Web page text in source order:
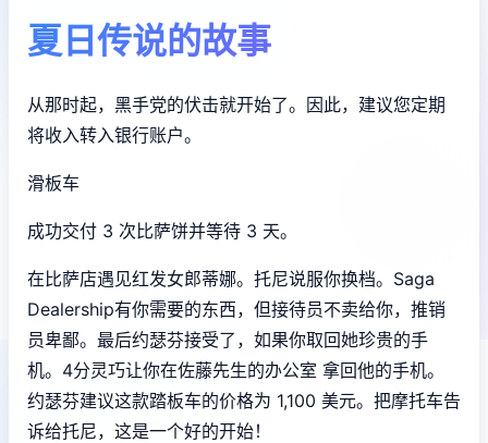
夏日传说的故事
从那时起，黑手党的伏击就开始了。因此，建议您定期
将收入转入银行账户。
滑板车
成功交付 3 次比萨饼并等待 3 天。
在比萨店遇见红发女郎蒂娜。托尼说服你换档。Saga
Dealership有你需要的东西，但接待员不卖给你，推销
员卑鄙。最后约瑟芬接受了，如果你取回她珍贵的手
机。4分灵巧让你在佐藤先生的办公室 拿回他的手机。
约瑟芬建议这款踏板车的价格为 1,100 美元。把摩托车告
诉给托尼，这是一个好的开始！